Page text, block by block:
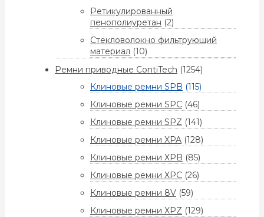
Ретикулированный
пенополиуретан (2)
Стекловолокно фильтрующий
материал (10)
Ремни приводные ContiTech (1254)
Клиновые ремни SPB (115)
Клиновые ремни SPC (46)
Клиновые ремни SPZ (141)
Клиновые ремни XPA (128)
Клиновые ремни XPB (85)
Клиновые ремни XPC (26)
Клиновые ремни 8V (59)
Клиновые ремни XPZ (129)